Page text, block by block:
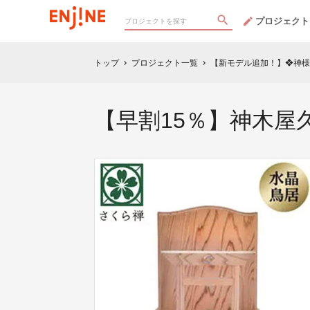
プロジェク
トップ chevron_right プロジェクト一覧 chevron_right 【新モデル追加！】❖神
【早割15％】神木